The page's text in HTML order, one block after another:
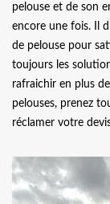
pelouse et de son
encore une fois. Il
de pelouse pour
toujours les
rafraichir en plus
pelouses, prenez
réclamer votre